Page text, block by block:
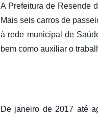
A Prefeitura de Resende
Mais seis carros de
à rede municipal de
bem como auxiliar o
De janeiro de 2017 até